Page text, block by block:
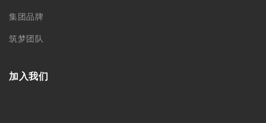
集团品牌
筑梦团队
加入我们